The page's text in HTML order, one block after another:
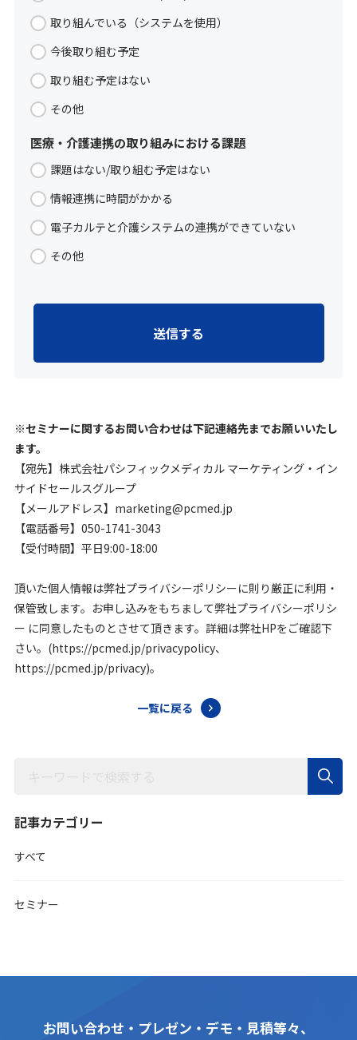
取り組んでいる（システムを使用）
今後取り組む予定
取り組む予定はない
その他
医療・介護連携の取り組みにおける課題
課題はない/取り組む予定はない
情報連携に時間がかかる
電子カルテと介護システムの連携ができていない
その他
※セミナーに関するお問い合わせは下記連絡先までお願いいたし
ます。
【宛先】株式会社パシフィックメディカル マーケティング・イン
サイドセールスグループ
【メールアドレス】marketing@pcmed.jp
【電話番号】050-1741-3043
【受付時間】平日9:00-18:00
頂いた個人情報は弊社プライバシーポリシーに則り厳正に利用・
保管致します。お申し込みをもちまして弊社プライバシーポリシ
ー に同意したものとさせて頂きます。詳細は弊社HPをご確認下
さい。(https://pcmed.jp/privacypolicy、
https://pcmed.jp/privacy)。
一覧に戻る
記事カテゴリー
すべて
セミナー
お問い合わせ・プレゼン・デモ・見積等々、